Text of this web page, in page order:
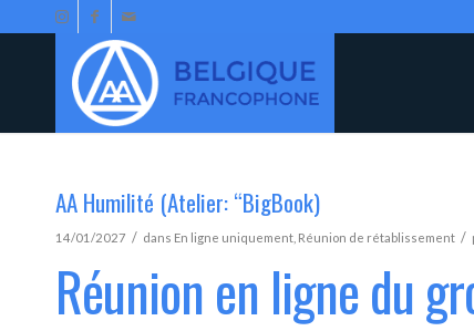
AA Humilité (Atelier: “BigBook)
14/01/2027 / dans En ligne uniquement Réunion de rétablissement /
Réunion en ligne du